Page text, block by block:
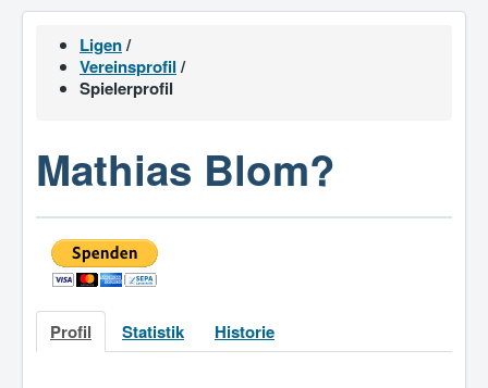
Ligen/
Vereinsprofil /
Spielerprofil
Mathias Blom?
Profil Statistik Historie